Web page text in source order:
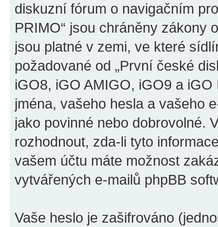
diskuzní fórum o navigačním
PRIMO“ jsou chráněny zákony
jsou platné v zemi, ve které
požadované od „První české
iGO8, iGO AMIGO, iGO9 a
jména, vašeho hesla a vašeho
jako povinné nebo dobrovolné.
rozhodnout, zda-li tyto
vašem účtu máte možnost
vytvářených e-mailů phpBB
Vaše heslo je zašifrováno